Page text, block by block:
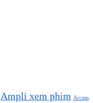
Ampli xem phim Arcam